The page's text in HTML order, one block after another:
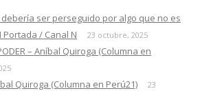
ser perseguido por algo que no es
Portada / Canal N
23 octubre, 2025
PODER – Aníbal Quiroga (Columna en
Quiroga (Columna en Perú21)
23